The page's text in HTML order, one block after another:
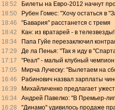
18:52
Билеты на Евро-2012 начнут
18:50
Рубен Гомес: "Хочу остаться в
18:46
"Бавария" расстанется с тремя
18:42
Кан: из вратарей - в телезвезды!
18:34
Папа Гуйе перезаключил
17:29
Де ла Пенья: "Так я иду в
17:17
"Реал" - малый клубный
17:05
Мирча Луческу: "Вылетаем на
16:46
Рабинович назвал зарплаты
16:39
Михайличенко предлагает
16:34
Андрей Павелко: "В Премьер-
16:28
"Динамо" удивилось продаже